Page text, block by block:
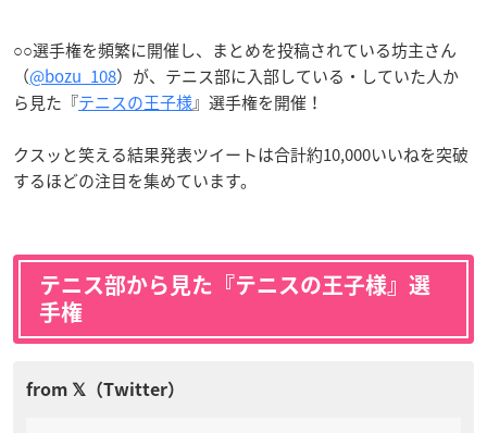
○○選手権を頻繁に開催し、まとめを投稿されている坊主さん
（@bozu_108）が、テニス部に入部している・していた人か
ら見た『テニスの王子様』選手権を開催！
クスッと笑える結果発表ツイートは合計約10,000いいねを突破
するほどの注目を集めています。
テニス部から見た『テニスの王子様』選
手権